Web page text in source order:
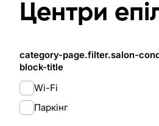
Центри
category-page.filter.salon-
block-title
Wi-Fi
Паркінг